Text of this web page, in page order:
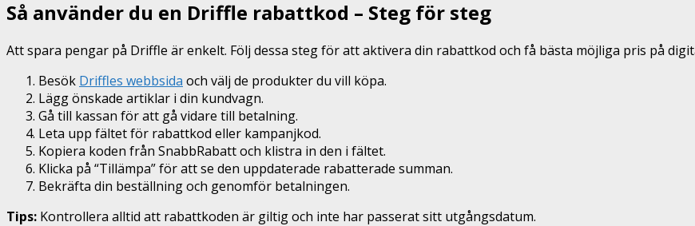
Så använder du en Driffle rabattkod – Steg för steg
Att spara pengar på Driffle är enkelt. Följ dessa steg för att aktivera din rabattkod och få bästa möjliga pris på
Besök Driffles webbsida och välj de produkter du vill köpa.
Lägg önskade artiklar i din kundvagn.
Gå till kassan för att gå vidare till betalning.
Leta upp fältet för rabattkod eller kampanjkod.
Kopiera koden från SnabbRabatt och klistra in den i fältet.
Klicka på “Tillämpa” för att se den uppdaterade rabatterade summan.
Bekräfta din beställning och genomför betalningen.
Tips: Kontrollera alltid att rabattkoden är giltig och inte har passerat sitt utgångsdatum.